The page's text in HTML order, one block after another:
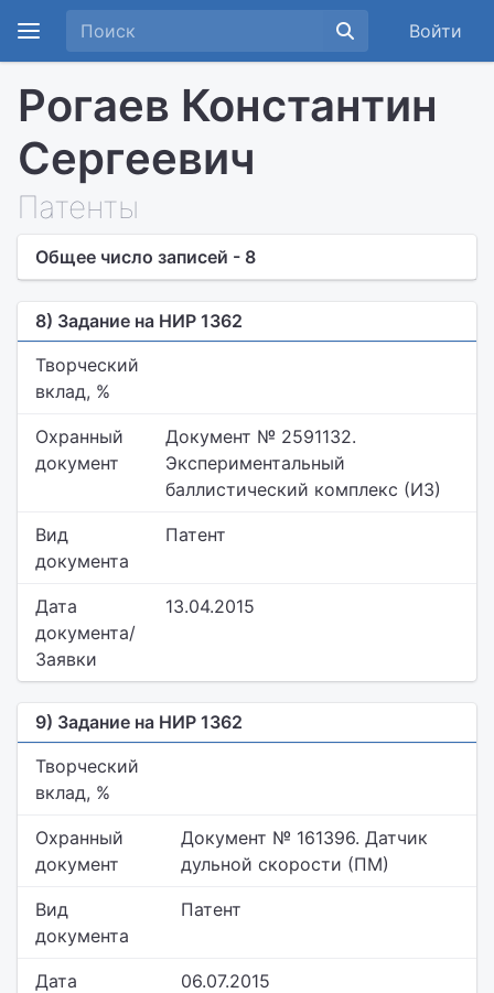
Войти
Рогаев Константин
Сергеевич
Патенты
Общее число записей - 8
8) Задание на НИР 1362
Творческий
вклад, %
Охранный
документ
Документ № 2591132.
Экспериментальный
баллистический комплекс (ИЗ)
Вид
документа
Патент
Дата
документа/
Заявки
13.04.2015
9) Задание на НИР 1362
Творческий
вклад, %
Охранный
документ
Документ № 161396. Датчик
дульной скорости (ПМ)
Вид
документа
Патент
Дата
06.07.2015